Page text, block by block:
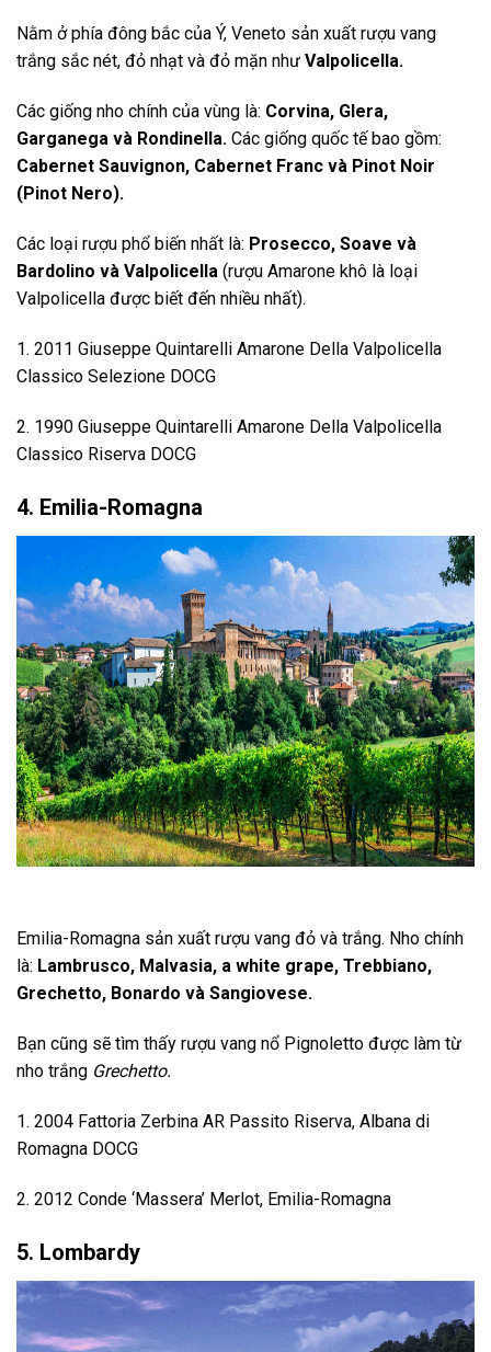
Nằm ở phía đông bắc của Ý, Veneto sản xuất rượu vang
trắng sắc nét, đỏ nhạt và đỏ mặn như Valpolicella.
Các giống nho chính của vùng là: Corvina, Glera,
Garganega và Rondinella. Các giống quốc tế bao gồm:
Cabernet Sauvignon, Cabernet Franc và Pinot Noir
(Pinot Nero).
Các loại rượu phổ biến nhất là: Prosecco, Soave và
Bardolino và Valpolicella (rượu Amarone khô là loại
Valpolicella được biết đến nhiều nhất).
1. 2011 Giuseppe Quintarelli Amarone Della Valpolicella
Classico Selezione DOCG
2. 1990 Giuseppe Quintarelli Amarone Della Valpolicella
Classico Riserva DOCG
4. Emilia-Romagna
Emilia-Romagna sản xuất rượu vang đỏ và trắng. Nho chính
là: Lambrusco, Malvasia, a white grape, Trebbiano,
Grechetto, Bonardo và Sangiovese.
Bạn cũng sẽ tìm thấy rượu vang nổ Pignoletto được làm từ
nho trắng Grechetto.
1. 2004 Fattoria Zerbina AR Passito Riserva, Albana di
Romagna DOCG
2. 2012 Conde ‘Massera’ Merlot, Emilia-Romagna
5. Lombardy